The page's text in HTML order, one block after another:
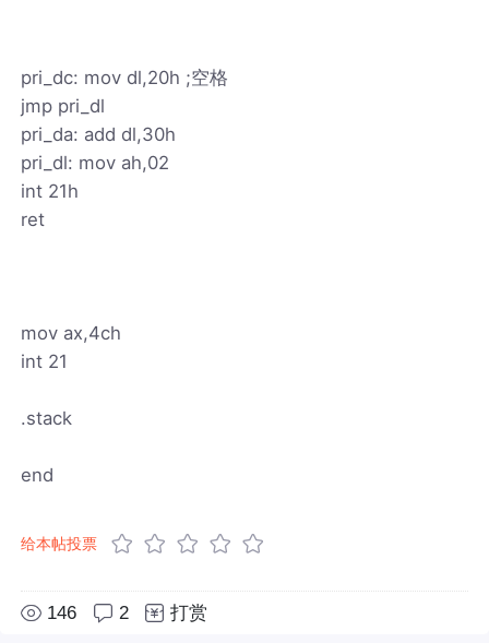
pri_dc: mov dl,20h ;空格
jmp pri_dl
pri_da: add dl,30h
pri_dl: mov ah,02
int 21h
ret
mov ax,4ch
int 21
.stack
end
给本帖投票
146 2 打赏